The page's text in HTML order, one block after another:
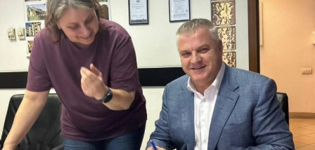
și punerea în funcțiune a unei autobaze complet utilată pentru
operarea unei flote electrice și pentru achiziția și introducerea
în exploatare a 10 autobuze electrice. Autobaza include clădire
administrativă, atelier reparații și spălătorie, copertină de
garare, 15 locuri…